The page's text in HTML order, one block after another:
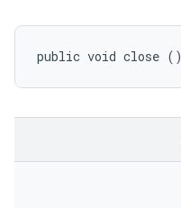
public void close ()